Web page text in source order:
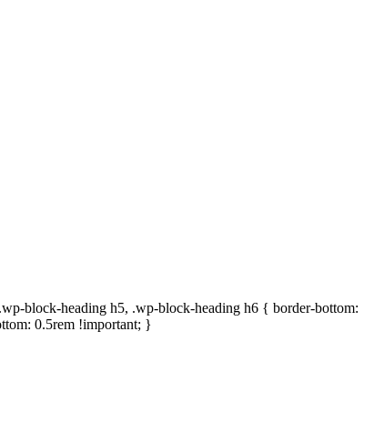
block-heading h5, .wp-block-heading h6 { border-bottom:
0.5rem !important; }